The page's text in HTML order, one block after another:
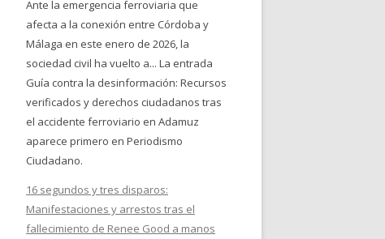
Ante la emergencia ferroviaria que
afecta a la conexión entre Córdoba y
Málaga en este enero de 2026, la
sociedad civil ha vuelto a... La entrada
Guía contra la desinformación: Recursos
verificados y derechos ciudadanos tras
el accidente ferroviario en Adamuz
aparece primero en Periodismo
Ciudadano.
16 segundos y tres disparos:
Manifestaciones y arrestos tras el
fallecimiento de Renee Good a manos